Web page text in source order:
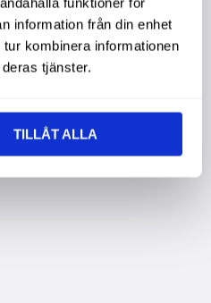
information från din enhet
kombinera informationen
tjänster.
TILLÅT ALLA